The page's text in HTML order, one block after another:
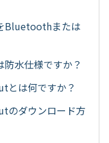
Bluetoothまたは
防水仕様ですか？
とは何ですか？
のダウンロード方